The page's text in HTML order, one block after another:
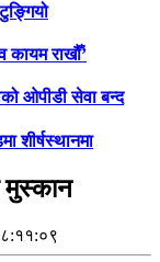
कायम राखौँ’
ओपीडी सेवा बन्द
शीर्षस्थानमा
मुस्कान